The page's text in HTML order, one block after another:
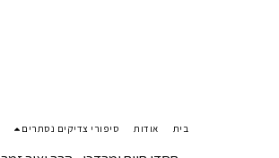
בית אודות סיפורי צדיקים נסתרים